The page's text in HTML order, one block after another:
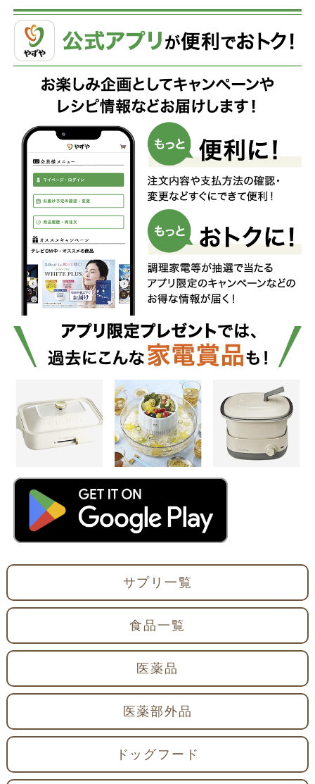
サプリ一覧
食品一覧
医薬品
医薬部外品
ドッグフード